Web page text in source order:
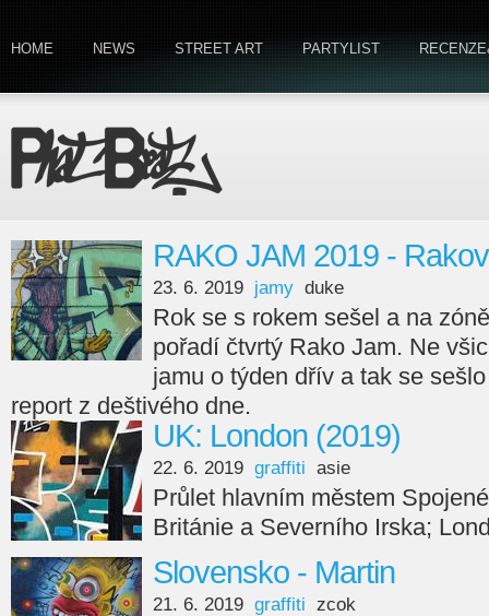
HOME NEWS STREET ART PARTYLIST
RAKO JAM 2019 -
23. 6. 2019 jamy duke
Rok se s rokem sešel a na
pořadí čtvrtý Rako Jam. Ne
jamu o týden dřív a tak se
report z deštivého dne.
UK: London (2019)
22. 6. 2019 graffiti asie
Průlet hlavním městem
Británie a Severního Irska;
Slovensko - Martin
21. 6. 2019 graffiti zcok